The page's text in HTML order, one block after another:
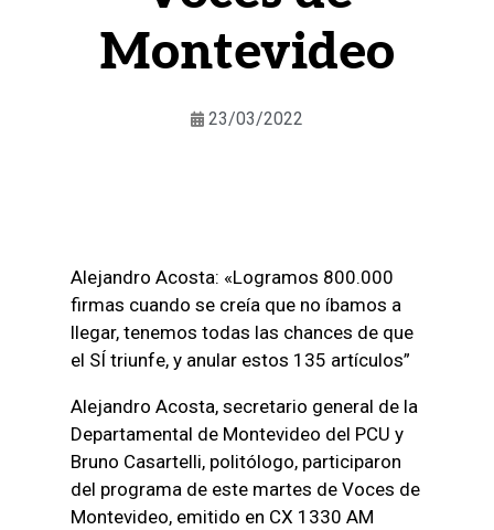
Montevideo
23/03/2022
Alejandro Acosta: «Logramos 800.000
firmas cuando se creía que no íbamos a
llegar, tenemos todas las chances de que
el SÍ triunfe, y anular estos 135 artículos”
Alejandro Acosta, secretario general de la
Departamental de Montevideo del PCU y
Bruno Casartelli, politólogo, participaron
del programa de este martes de Voces de
Montevideo, emitido en CX 1330 AM